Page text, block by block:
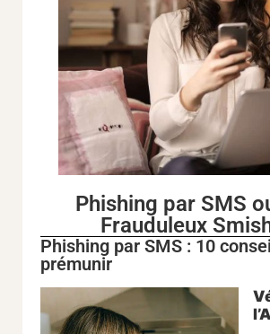
Phishing par SMS
Frauduleux
Phishing par SMS : 10
prémunir